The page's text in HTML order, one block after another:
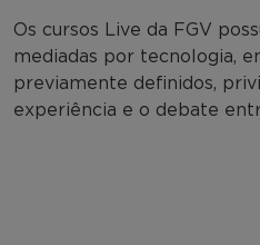
Os cursos Live da FGV
mediadas por tecnologia,
previamente definidos,
experiência e o debate